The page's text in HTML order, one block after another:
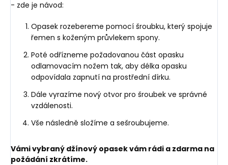
- zde je návod:
Opasek rozebereme pomocí šroubku, který spojuje
řemen s koženým průvlekem spony.
Poté odřízneme požadovanou část opasku
odlamovacím nožem tak, aby délka opasku
odpovídala zapnutí na prostřední dírku.
Dále vyrazíme nový otvor pro šroubek ve správné
vzdálenosti.
Vše následně složíme a sešroubujeme.
Vámi vybraný džínový opasek vám rádi a zdarma na
požádání zkrátíme.